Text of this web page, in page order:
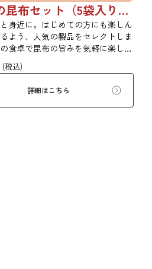
初めての昆布セット（5袋入り）【初回購入は20％OFF】
身近に。はじめての方にも楽しん
よう、人気の製品をセレクトしま
食卓で昆布の旨みを気軽に楽しめ
ィ豊かなセットです。ご自宅用は
ょっとしたご挨拶や贈り物にもど
品はギフト仕様の化粧箱ではな
ンボール梱包でのお届けとなりま
ご希望の方は、あらかじめご留意
(税込)
詳細はこちら